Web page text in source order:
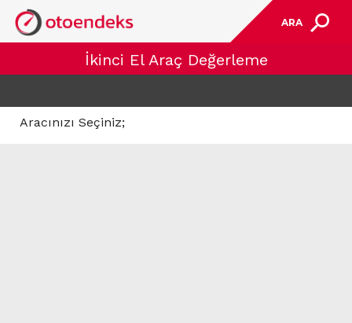
ARA
İkinci El Araç Değerleme
Aracınızı Seçiniz;